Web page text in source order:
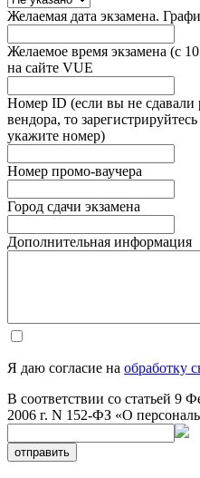
Желаемая дата экзамена.
Желаемое время экзамена (с
на сайте VUE
Номер ID (если вы не сдавали
вендора, то
укажите номер)
Номер промо-ваучера
Город сдачи экзамена
Дополнительная информация
Я даю согласие на обработку
В соответствии со статьей 9
2006 г. N 152-ФЗ «О
отправить